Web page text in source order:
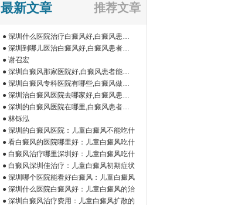
最新文章 推荐文章
● 深圳什么医院治疗白癜风好,白癜风患者
如
● 深圳到哪儿医治白癜风好,白癜风患者为
什● 谢召宏
● 深圳白癜风那家医院好,白癜风患者能吃
橘
● 深圳白癜风专科医院有哪些,白癜风做伍
德
● 深圳治白癜风医院去哪家好,白癜风患者
为
● 深圳的白癜风医院在哪里,白癜风患者做
微● 林铄泓
● 深圳的白癜风医院：儿童白癜风不能吃什
● 看白癜风的医院哪里好：儿童白癜风吃什
● 白癜风治疗哪里深圳好：儿童白癜风吃什
● 白癜风深圳佳治疗：儿童白癜风初期症状
● 深圳哪个医院能看好白癜风：儿童白癜风
● 深圳什么医院白癜风好：儿童白癜风的治
● 深圳白癜风治疗费用：儿童白癜风扩散的